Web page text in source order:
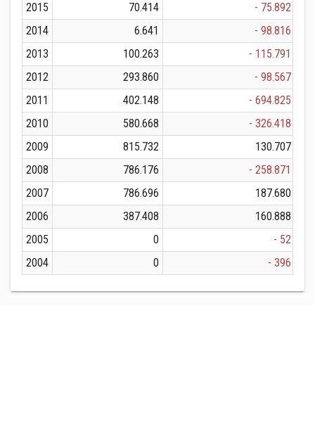
2015
70.414
- 75.892
2014
6.641
- 98.816
2013
100.263
- 115.791
2012
293.860
- 98.567
2011
402.148
- 694.825
2010
580.668
- 326.418
2009
815.732
130.707
2008
786.176
- 258.871
2007
786.696
187.680
2006
387.408
160.888
2005
0
- 52
2004
0 - 396